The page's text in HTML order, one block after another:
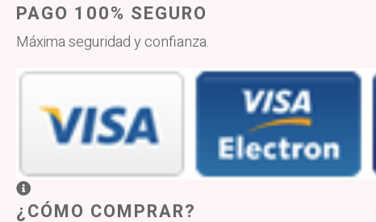
PAGO 100% SEGURO
Máxima seguridad y confianza.
¿CÓMO COMPRAR?